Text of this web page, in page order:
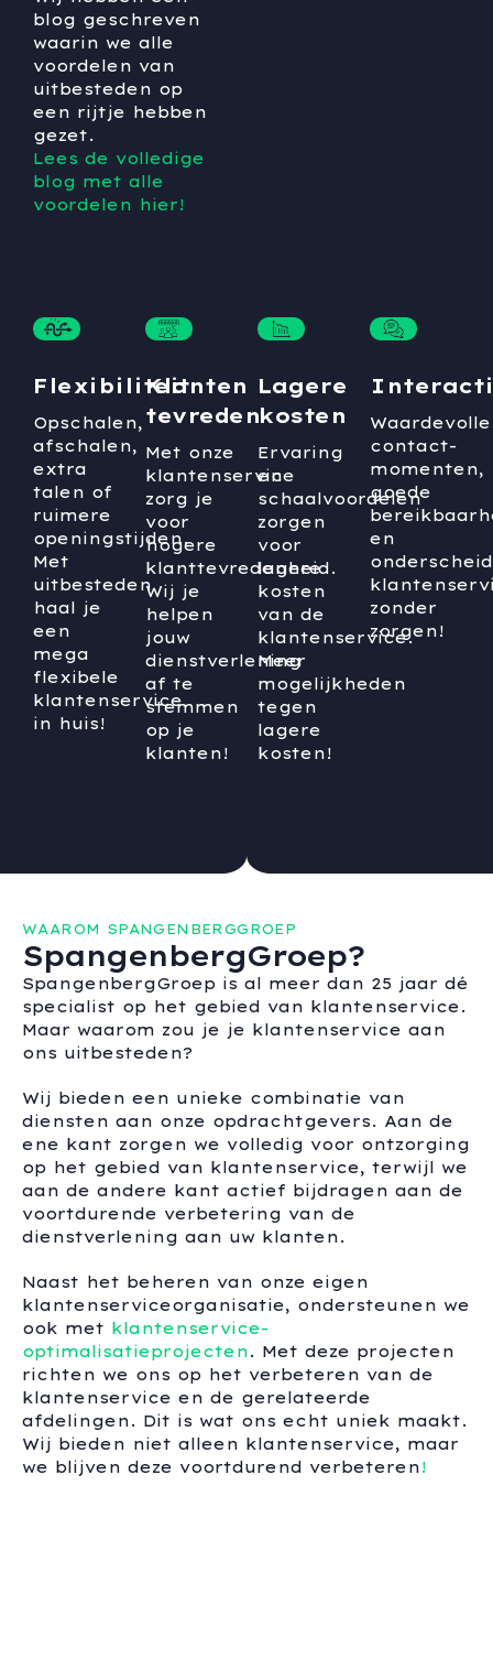
blog geschreven
waarin we alle
voordelen van
uitbesteden op
een rijtje hebben
gezet.
Lees de volledige
blog met alle
voordelen hier!
Flexibiliteit
Opschalen,
afschalen,
extra
talen of
ruimere
openingstijden.
Met
uitbesteden
haal je
een
mega
flexibele
klantenservice
in huis!
Klanten
tevreden
Met onze
klantenservice
zorg je
voor
hogere
klanttevredenheid.
Wij je
helpen
jouw
dienstverlening
af te
stemmen
op je
klanten!
Lagere
kosten
Ervaring
en
schaalvoordelen
zorgen
voor
lagere
kosten
van de
klantenservice.
Meer
mogelijkheden
tegen
lagere
kosten!
Waardevolle
contact-
momenten,
goede
en
zonder
zorgen!
WAAROM SPANGENBERGGROEP
SpangenbergGroep?
SpangenbergGroep is al meer dan 25 jaar dé
specialist op het gebied van klantenservice.
Maar waarom zou je je klantenservice aan
ons uitbesteden?
Wij bieden een unieke combinatie van
diensten aan onze opdrachtgevers. Aan de
ene kant zorgen we volledig voor ontzorging
op het gebied van klantenservice, terwijl we
aan de andere kant actief bijdragen aan de
voortdurende verbetering van de
dienstverlening aan uw klanten.
Naast het beheren van onze eigen
klantenserviceorganisatie, ondersteunen we
ook met klantenservice-
optimalisatieprojecten. Met deze projecten
richten we ons op het verbeteren van de
klantenservice en de gerelateerde
afdelingen. Dit is wat ons echt uniek maakt.
Wij bieden niet alleen klantenservice, maar
we blijven deze voortdurend verbeteren!